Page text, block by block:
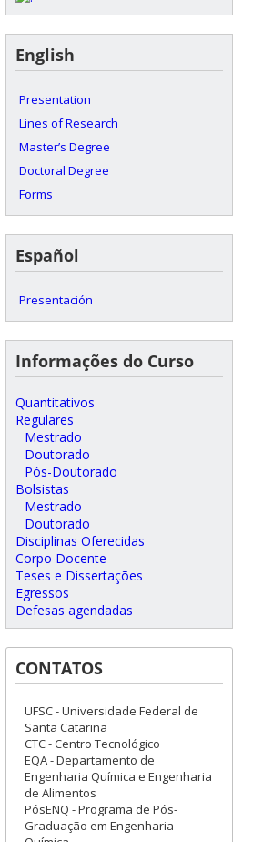
English
Presentation
Lines of Research
Master’s Degree
Doctoral Degree
Forms
Español
Presentación
Informações do Curso
Quantitativos
Regulares
Mestrado
Doutorado
Pós-Doutorado
Bolsistas
Mestrado
Doutorado
Disciplinas Oferecidas
Corpo Docente
Teses e Dissertações
Egressos
Defesas agendadas
CONTATOS
UFSC - Universidade Federal de
Santa Catarina
CTC - Centro Tecnológico
EQA - Departamento de
Engenharia Química e Engenharia
de Alimentos
PósENQ - Programa de Pós-
Graduação em Engenharia